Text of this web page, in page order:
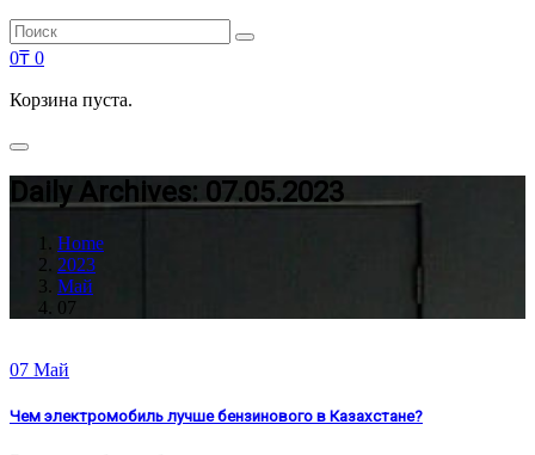
Search
for:
Search
0₸ 0
Корзина пуста.
Daily Archives: 07.05.2023
Home
2023
Май
07
07 Май
Чем электромобиль лучше бензинового в Казахстане?